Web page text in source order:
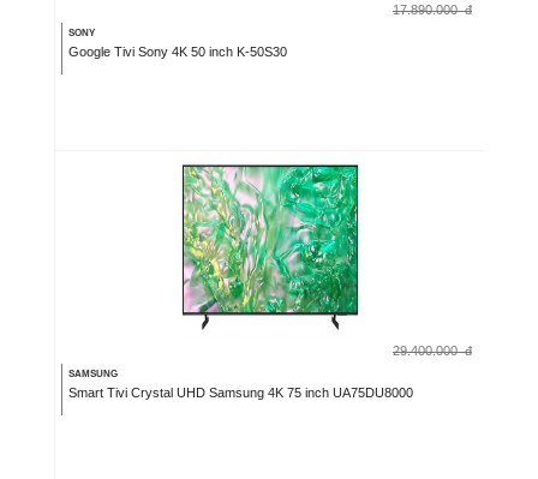
17.890.000 đ
SONY
Google Tivi Sony 4K 50 inch K-50S30
29.400.000 đ
SAMSUNG
Smart Tivi Crystal UHD Samsung 4K 75 inch UA75DU8000